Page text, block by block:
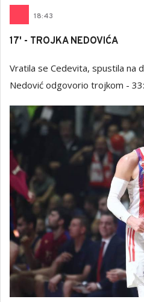
18:43
17' - TROJKA NEDOVIĆA
Vratila se Cedevita, spustila na
Nedović odgovorio trojkom -